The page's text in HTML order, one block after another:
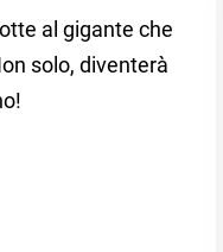
al gigante che
solo, diventerà